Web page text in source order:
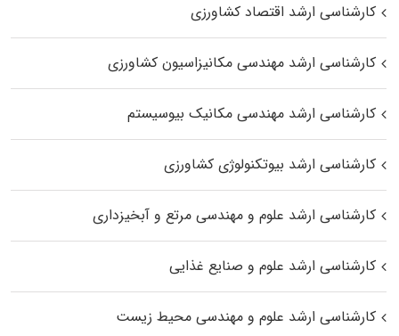
کارشناسی ارشد اقتصاد کشاورزی
کارشناسی ارشد مهندسی مکانیزاسیون کشاورزی
کارشناسی ارشد مهندسی مکانیک بیوسیستم
کارشناسی ارشد بیوتکنولوژی کشاورزی
کارشناسی ارشد علوم و مهندسی مرتع و آبخیزداری
کارشناسی ارشد علوم و صنایع غذایی
کارشناسی ارشد علوم و مهندسی محیط زیست